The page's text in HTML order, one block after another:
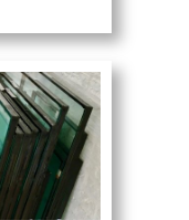
Gehard glas
Enkelglas
Glas in lood